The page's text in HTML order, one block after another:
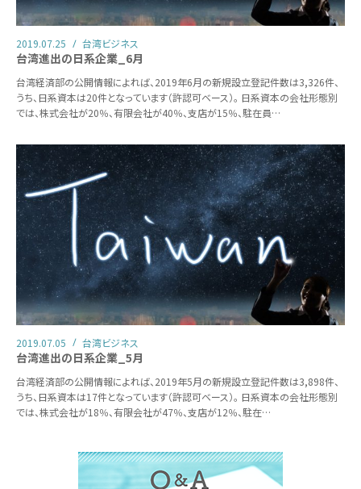
2019.07.25 台湾ビジネス
台湾進出の日系企業_6月
台湾経済部の公開情報によれば、2019年6月の新規設立登記件数は3,326件、
うち、日系資本は20件となっています（許認可ベース）。 日系資本の会社形態別
では、株式会社が20％、有限会社が40％、支店が15％、駐在員…
2019.07.05 台湾ビジネス
台湾進出の日系企業_5月
台湾経済部の公開情報によれば、2019年5月の新規設立登記件数は3,898件、
うち、日系資本は17件となっています（許認可ベース）。 日系資本の会社形態別
では、株式会社が18％、有限会社が47％、支店が12％、駐在…